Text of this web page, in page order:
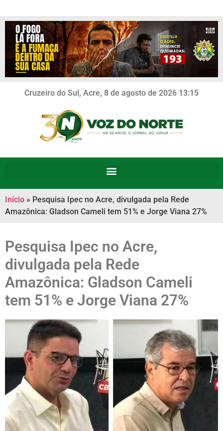
Cruzeiro do Sul, Acre, 8 de agosto de 2026 13:15
Início » Pesquisa Ipec no Acre, divulgada pela Rede
Amazônica: Gladson Cameli tem 51% e Jorge Viana 27%
Pesquisa Ipec no Acre,
divulgada pela Rede
Amazônica: Gladson Cameli
tem 51% e Jorge Viana 27%